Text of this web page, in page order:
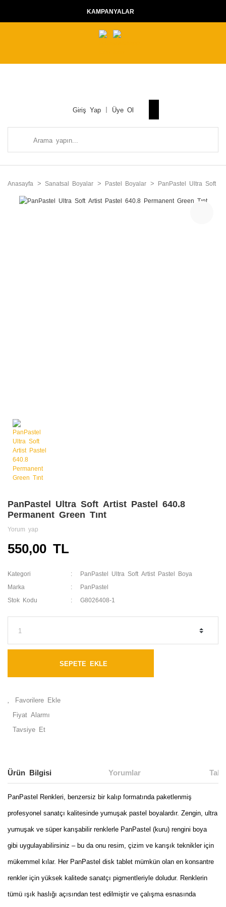
KAMPANYALAR
Giriş Yap Üye Ol
Anasayfa Sanatsal Boyalar Pastel Boyalar PanPastel Ultra Soft
PanPastel Ultra Soft Artist Pastel 640.8
Permanent Green Tınt
Yorum yap
550,00 TL
Kategori PanPastel Ultra Soft Artist Pastel Boya
Marka PanPastel
Stok Kodu G8026408-1
SEPETE EKLE
Fiyat Alarmı
Tavsiye Et
Ürün Bilgisi Yorumlar
PanPastel Renkleri, benzersiz bir kalıp formatında paketlenmiş
profesyonel sanatçı kalitesinde yumuşak pastel boyalardır. Zengin, ultra
yumuşak ve süper karışabilir renklerle PanPastel (kuru) rengini boya
gibi uygulayabilirsiniz – bu da onu resim, çizim ve karışık teknikler için
mükemmel kılar. Her PanPastel disk tablet mümkün olan en konsantre
renkler için yüksek kalitede sanatçı pigmentleriyle doludur. Renklerin
tümü ışık haslığı açısından test edilmiştir ve çalışma esnasında